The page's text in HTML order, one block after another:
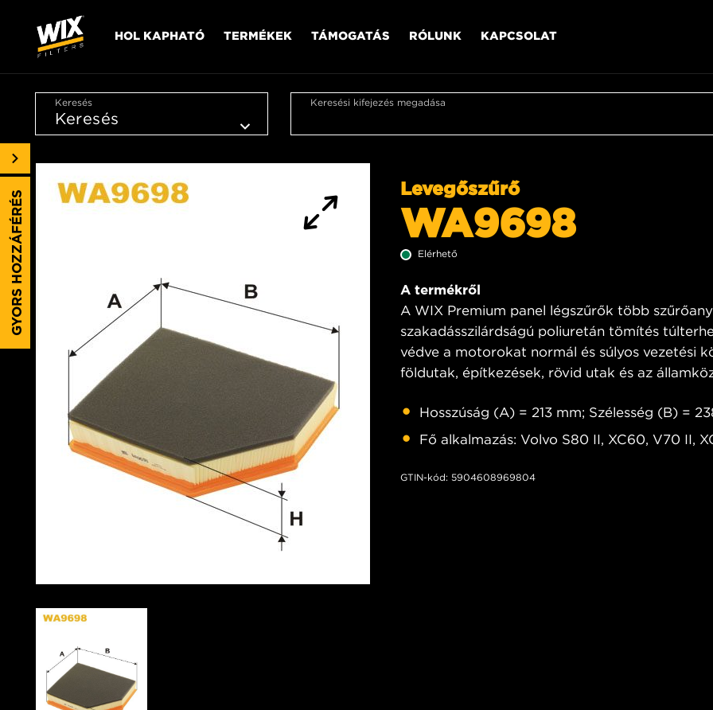
HOL KAPHATÓ TERMÉKEK TÁMOGATÁS RÓLUNK KAPCSOLAT
Keresés Keresési kifejezés megadása
Levegőszűrő
WA9698
Elérhető
A termékről
A WIX Premium panel légszűrők több
szakadásszilárdságú poliuretán tömítés
védve a motorokat normál és súlyos vezetési
földutak, építkezések, rövid utak és az
Hosszúság (A) = 213 mm; Szélesség (B) =
Fő alkalmazás: Volvo S80 II, XC60, V70 II,
GTIN-kód: 5904608969804
GYORS HOZZÁFÉRÉS